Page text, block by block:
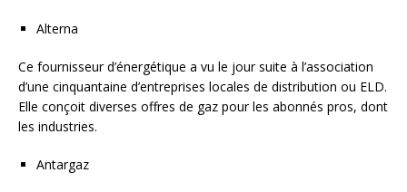
Alterna
Ce fournisseur d’énergétique a vu le jour suite à l’association
d’une cinquantaine d’entreprises locales de distribution ou ELD.
Elle conçoit diverses offres de gaz pour les abonnés pros, dont
les industries.
Antargaz